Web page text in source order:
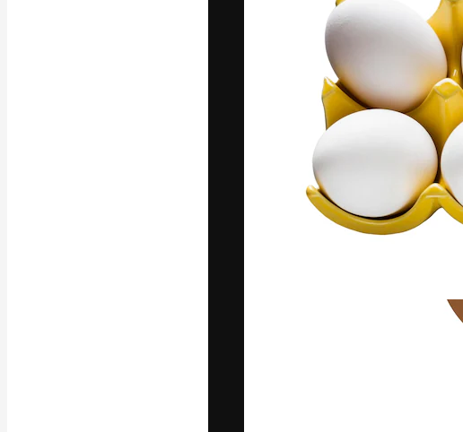
A plataforma criativa
seu melhor trabalho.
assinantes entre criativos,
agências e estúdios.